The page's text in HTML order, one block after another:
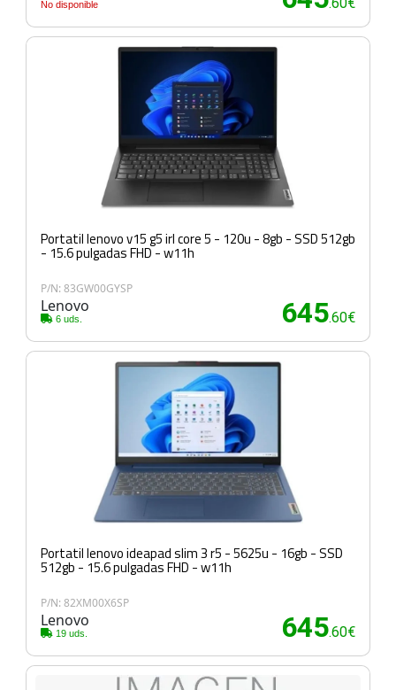
No disponible
Portatil lenovo v15 g5 irl core 5 - 120u - 8gb - SSD 512gb
- 15.6 pulgadas FHD - w11h
P/N: 83GW00GYSP
Lenovo
6 uds. 645.60€
Portatil lenovo ideapad slim 3 r5 - 5625u - 16gb - SSD
512gb - 15.6 pulgadas FHD - w11h
P/N: 82XM00X6SP
Lenovo
19 uds. 645.60€